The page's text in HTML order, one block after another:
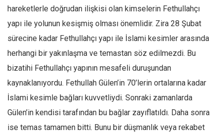
Amina S. Jenenkovic
Bağdagül Öz
Esra Elönü
» Yazar arşivi
Tüm Sayılar
Kategoriler
Kültür Sanat
hareketlerle doğrudan ilişkisi olan kimselerin Fethullahçı
yapı ile yolunun kesişmiş olması önemlidir. Zira 28 Şubat
sürecine kadar Fethullahçı yapı ile İslami kesimler arasında
herhangi bir yakınlaşma ve temastan söz edilmezdi. Bu
bizatihi Fethullahçı yapının mesafeli duruşundan
kaynaklanıyordu. Fethullah Gülen’in 70’lerin ortalarına kadar
İslami kesimle bağları kuvvetliydi. Sonraki zamanlarda
Gülen’in kendisi tarafından bu bağlar zayıflatıldı. Daha sonra
ise temas tamamen bitti. Bunu bir düşmanlık veya rekabet